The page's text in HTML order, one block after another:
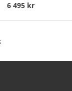
6 495 kr
;